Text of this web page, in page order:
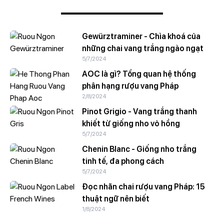
Gewürztraminer - Chìa khoá của
những chai vang trắng ngào ngạt
5/7/2024
AOC là gì? Tổng quan hệ thống
phân hạng rượu vang Pháp
2/8/2024
Pinot Grigio - Vang trắng thanh
khiết từ giống nho vỏ hồng
5/7/2024
Chenin Blanc - Giống nho trắng
tinh tế, đa phong cách
5/7/2024
Đọc nhãn chai rượu vang Pháp: 15
thuật ngữ nên biết
1/8/2024